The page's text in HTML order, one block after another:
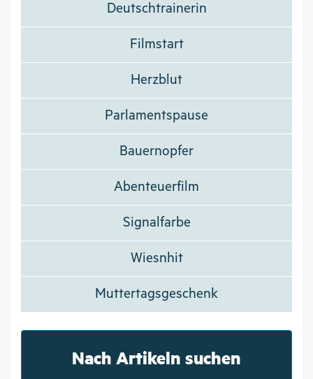
Deutschtrainerin
Filmstart
Herzblut
Parlamentspause
Bauernopfer
Abenteuerfilm
Signalfarbe
Wiesnhit
Muttertagsgeschenk
Nach Artikeln suchen